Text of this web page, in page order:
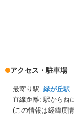
アクセス・駐車場
最寄り駅: 緑が丘駅
直線距離: 駅から西
(この情報は経緯度